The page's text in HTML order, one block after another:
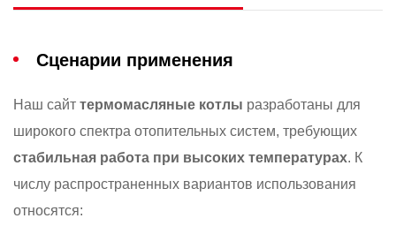
Сценарии применения
Наш сайт термомасляные котлы разработаны для
широкого спектра отопительных систем, требующих
стабильная работа при высоких температурах. К
числу распространенных вариантов использования
относятся: